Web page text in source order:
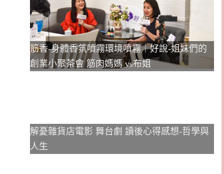
筋香-身體香氛噴霧環境噴霧｜好說-姐妹們的
創業小聚茶會 筋肉媽媽 vs布姐
解憂雜貨店電影 舞台劇 讀後心得感想-哲學與
人生